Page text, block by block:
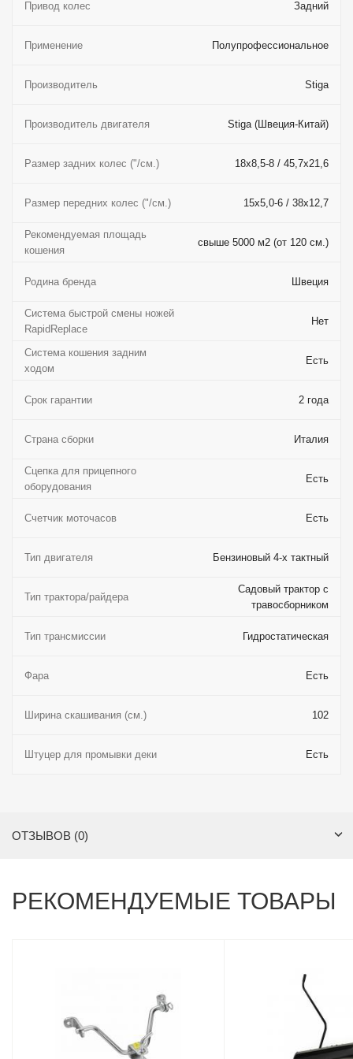
Привод колес Задний
Применение Полупрофессиональное
Производитель Stiga
Производитель двигателя Stiga (Швеция-Китай)
Размер задних колес ("/см.) 18x8,5-8 / 45,7x21,6
Размер передних колес ("/см.) 15х5,0-6 / 38x12,7
Рекомендуемая площадь
кошения
свыше 5000 м2 (от 120 см.)
Родина бренда Швеция
Система быстрой смены ножей
RapidReplace
Нет
Система кошения задним
ходом
Есть
Срок гарантии 2 года
Страна сборки Италия
Сцепка для прицепного
оборудования
Есть
Счетчик моточасов Есть
Тип двигателя Бензиновый 4-х тактный
Тип трактора/райдера
Садовый трактор с
травосборником
Тип трансмиссии Гидростатическая
Фара Есть
Ширина скашивания (см.) 102
Штуцер для промывки деки Есть
ОТЗЫВОВ (0)
РЕКОМЕНДУЕМЫЕ ТОВАРЫ